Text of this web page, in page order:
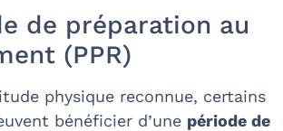
de préparation au
(PPR)
physique reconnue, certains
bénéficier d’une période de